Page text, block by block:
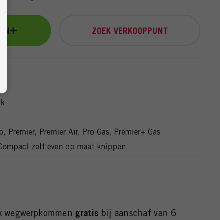
ZOEK VERKOOPPUNT
Premier, Premier Air, Pro Gas, Premier+ Gas
zelf even op maat knippen
wegwerpkommen gratis bij aanschaf van 6